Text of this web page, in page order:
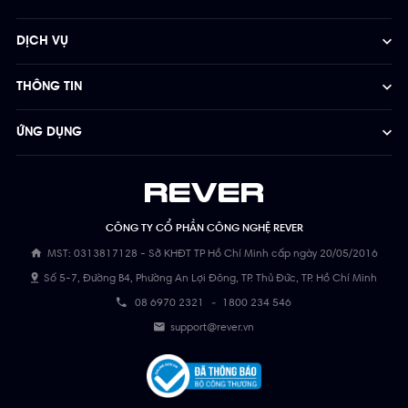
CÔNG TY CỔ PHẦN CÔNG NGHỆ REVER
MST: 0313817128 - Sở KHĐT TP Hồ Chí Minh cấp ngày 20/05/2016
Số 5-7, Đường B4, Phường An Lợi Đông, TP. Thủ Đức, TP. Hồ Chí Minh
08 6970 2321 - 1800 234 546
support@rever.vn
DỊCH VỤ
THÔNG TIN
ỨNG DỤNG